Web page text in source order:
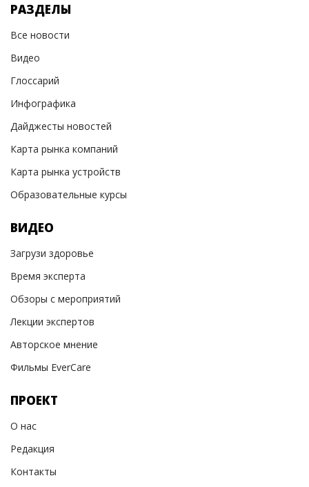
РАЗДЕЛЫ
Все новости
Видео
Глоссарий
Инфографика
Дайджесты новостей
Карта рынка компаний
Карта рынка устройств
Образовательные курсы
ВИДЕО
Загрузи здоровье
Время эксперта
Обзоры с мероприятий
Лекции экспертов
Авторское мнение
Фильмы EverCare
ПРОЕКТ
О нас
Редакция
Контакты